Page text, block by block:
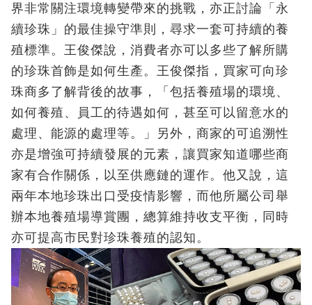
界非常關注環境轉變帶來的挑戰，亦正討論「永
續珍珠」的最佳操守準則，尋求一套可持續的養
殖標準。王俊傑說，消費者亦可以多些了解所購
的珍珠首飾是如何生產。王俊傑指，買家可向珍
珠商多了解背後的故事，「包括養殖場的環境、
如何養殖、員工的待遇如何，甚至可以留意水的
處理、能源的處理等。」另外，商家的可追溯性
亦是增強可持續發展的元素，讓買家知道哪些商
家有合作關係，以至供應鏈的運作。他又說，這
兩年本地珍珠出口受疫情影響，而他所屬公司舉
辦本地養殖場導賞團，總算維持收支平衡，同時
亦可提高市民對珍珠養殖的認知。